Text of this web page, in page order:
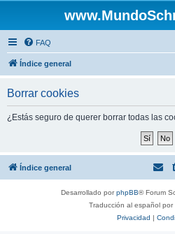
FAQ
Índice general
Borrar cookies
¿Estás seguro de querer borrar todas las
Índice general
Desarrollado porphpBB® Forum
Traducción al español por
Privacidad |